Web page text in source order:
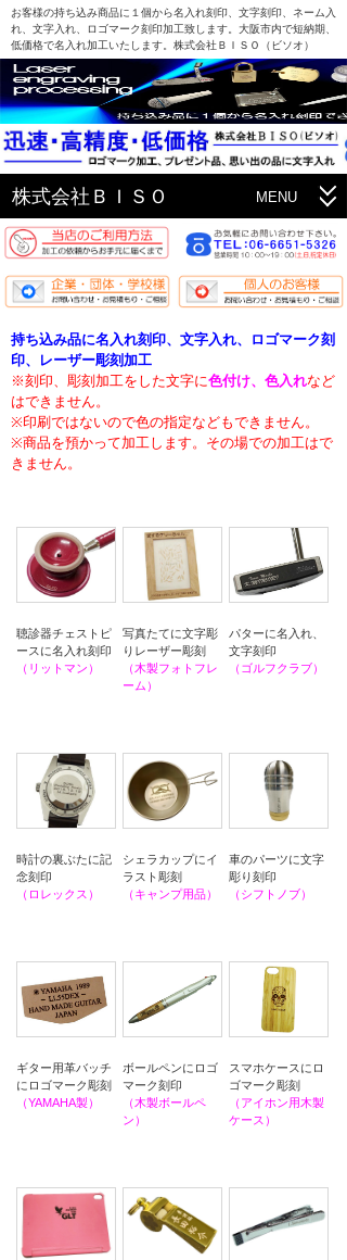
お客様の持ち込み商品に１個から名入れ刻印、文字刻印、ネーム入
れ、文字入れ、ロゴマーク刻印加工致します。大阪市内で短納期、
低価格で名入れ加工いたします。株式会社ＢＩＳＯ（ビソオ）
株式会社ＢＩＳＯ MENU
HOME
加工料金表
加工作品集
お支払方法
素材対応表
持ち込み品に名入れ刻印、文字入れ、ロゴマーク刻
印、レーザー彫刻加工
※刻印、彫刻加工をした文字に色付け、 色入れなど
はできません。
※印刷ではないので色の指定などもできません。
※商品を預かって加工します。その場での加工はで
きません。
聴診器チェストピ
ースに名入れ刻印
（リットマン）
写真たてに文字彫
りレーザー彫刻
（木製フォトフレ
ーム）
パターに名入れ、
文字刻印
（ゴルフクラブ）
時計の裏ぶたに記
念刻印
（ロレックス）
シェラカップにイ
ラスト彫刻
（キャンプ用品）
車のパーツに文字
彫り刻印
（シフトノブ）
ギター用革バッチ
にロゴマーク彫刻
（YAMAHA製）
ボールペンにロゴ
マーク刻印
（木製ボールペ
ン）
スマホケースにロ
ゴマーク彫刻
（アイホン用木製
ケース）